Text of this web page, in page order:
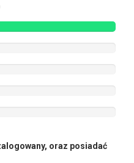
oraz posiadać